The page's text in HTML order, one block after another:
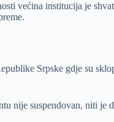
većina institucija je
Srpske gdje su
nije suspendovan, niti